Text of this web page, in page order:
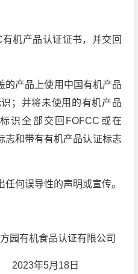
有机产品认证证书，并交回
的产品上使用中国有机产品
；并将未使用的有机产品
识全部交回FOFCC或在
志和带有有机产品认证标志
任何误导性的声明或宣传。
认证有限公司
18日